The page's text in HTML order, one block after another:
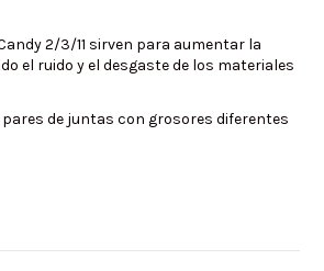
2/3/11 sirven para aumentar la
el ruido y el desgaste de los materiales
pares de juntas con grosores diferentes